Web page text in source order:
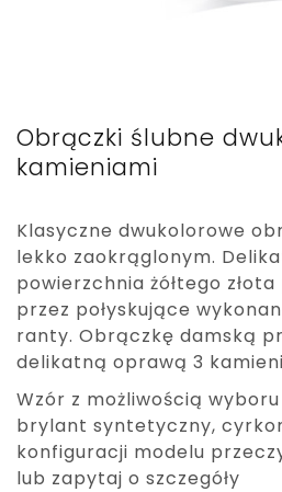
Obrączki ślubne
kamieniami
Klasyczne dwukolorowe
lekko zaokrąglonym.
powierzchnia żółtego
przez połyskujące
ranty. Obrączkę damską
delikatną oprawą 3
Wzór z możliwością
brylant syntetyczny,
konfiguracji modelu
lub zapytaj o szczegóły